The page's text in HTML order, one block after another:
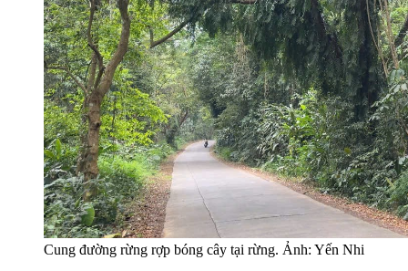
Cung đường rừng rợp bóng cây tại rừng. Ảnh: Yến Nhi